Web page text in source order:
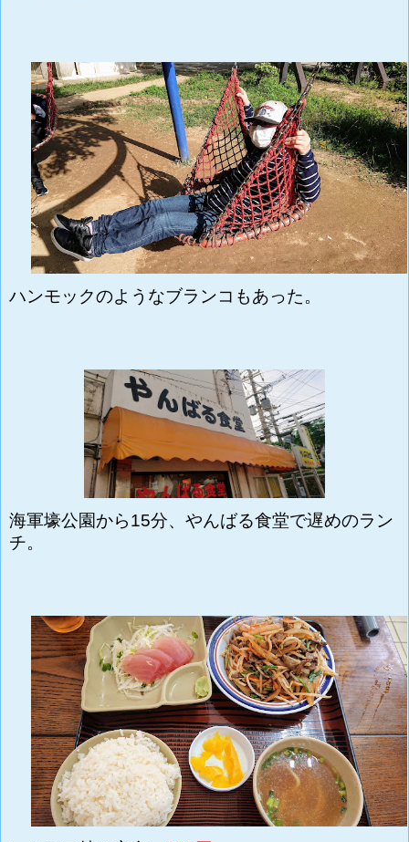
ハンモックのようなブランコもあった。
海軍壕公園から15分、やんばる食堂で遅めのラン
チ。